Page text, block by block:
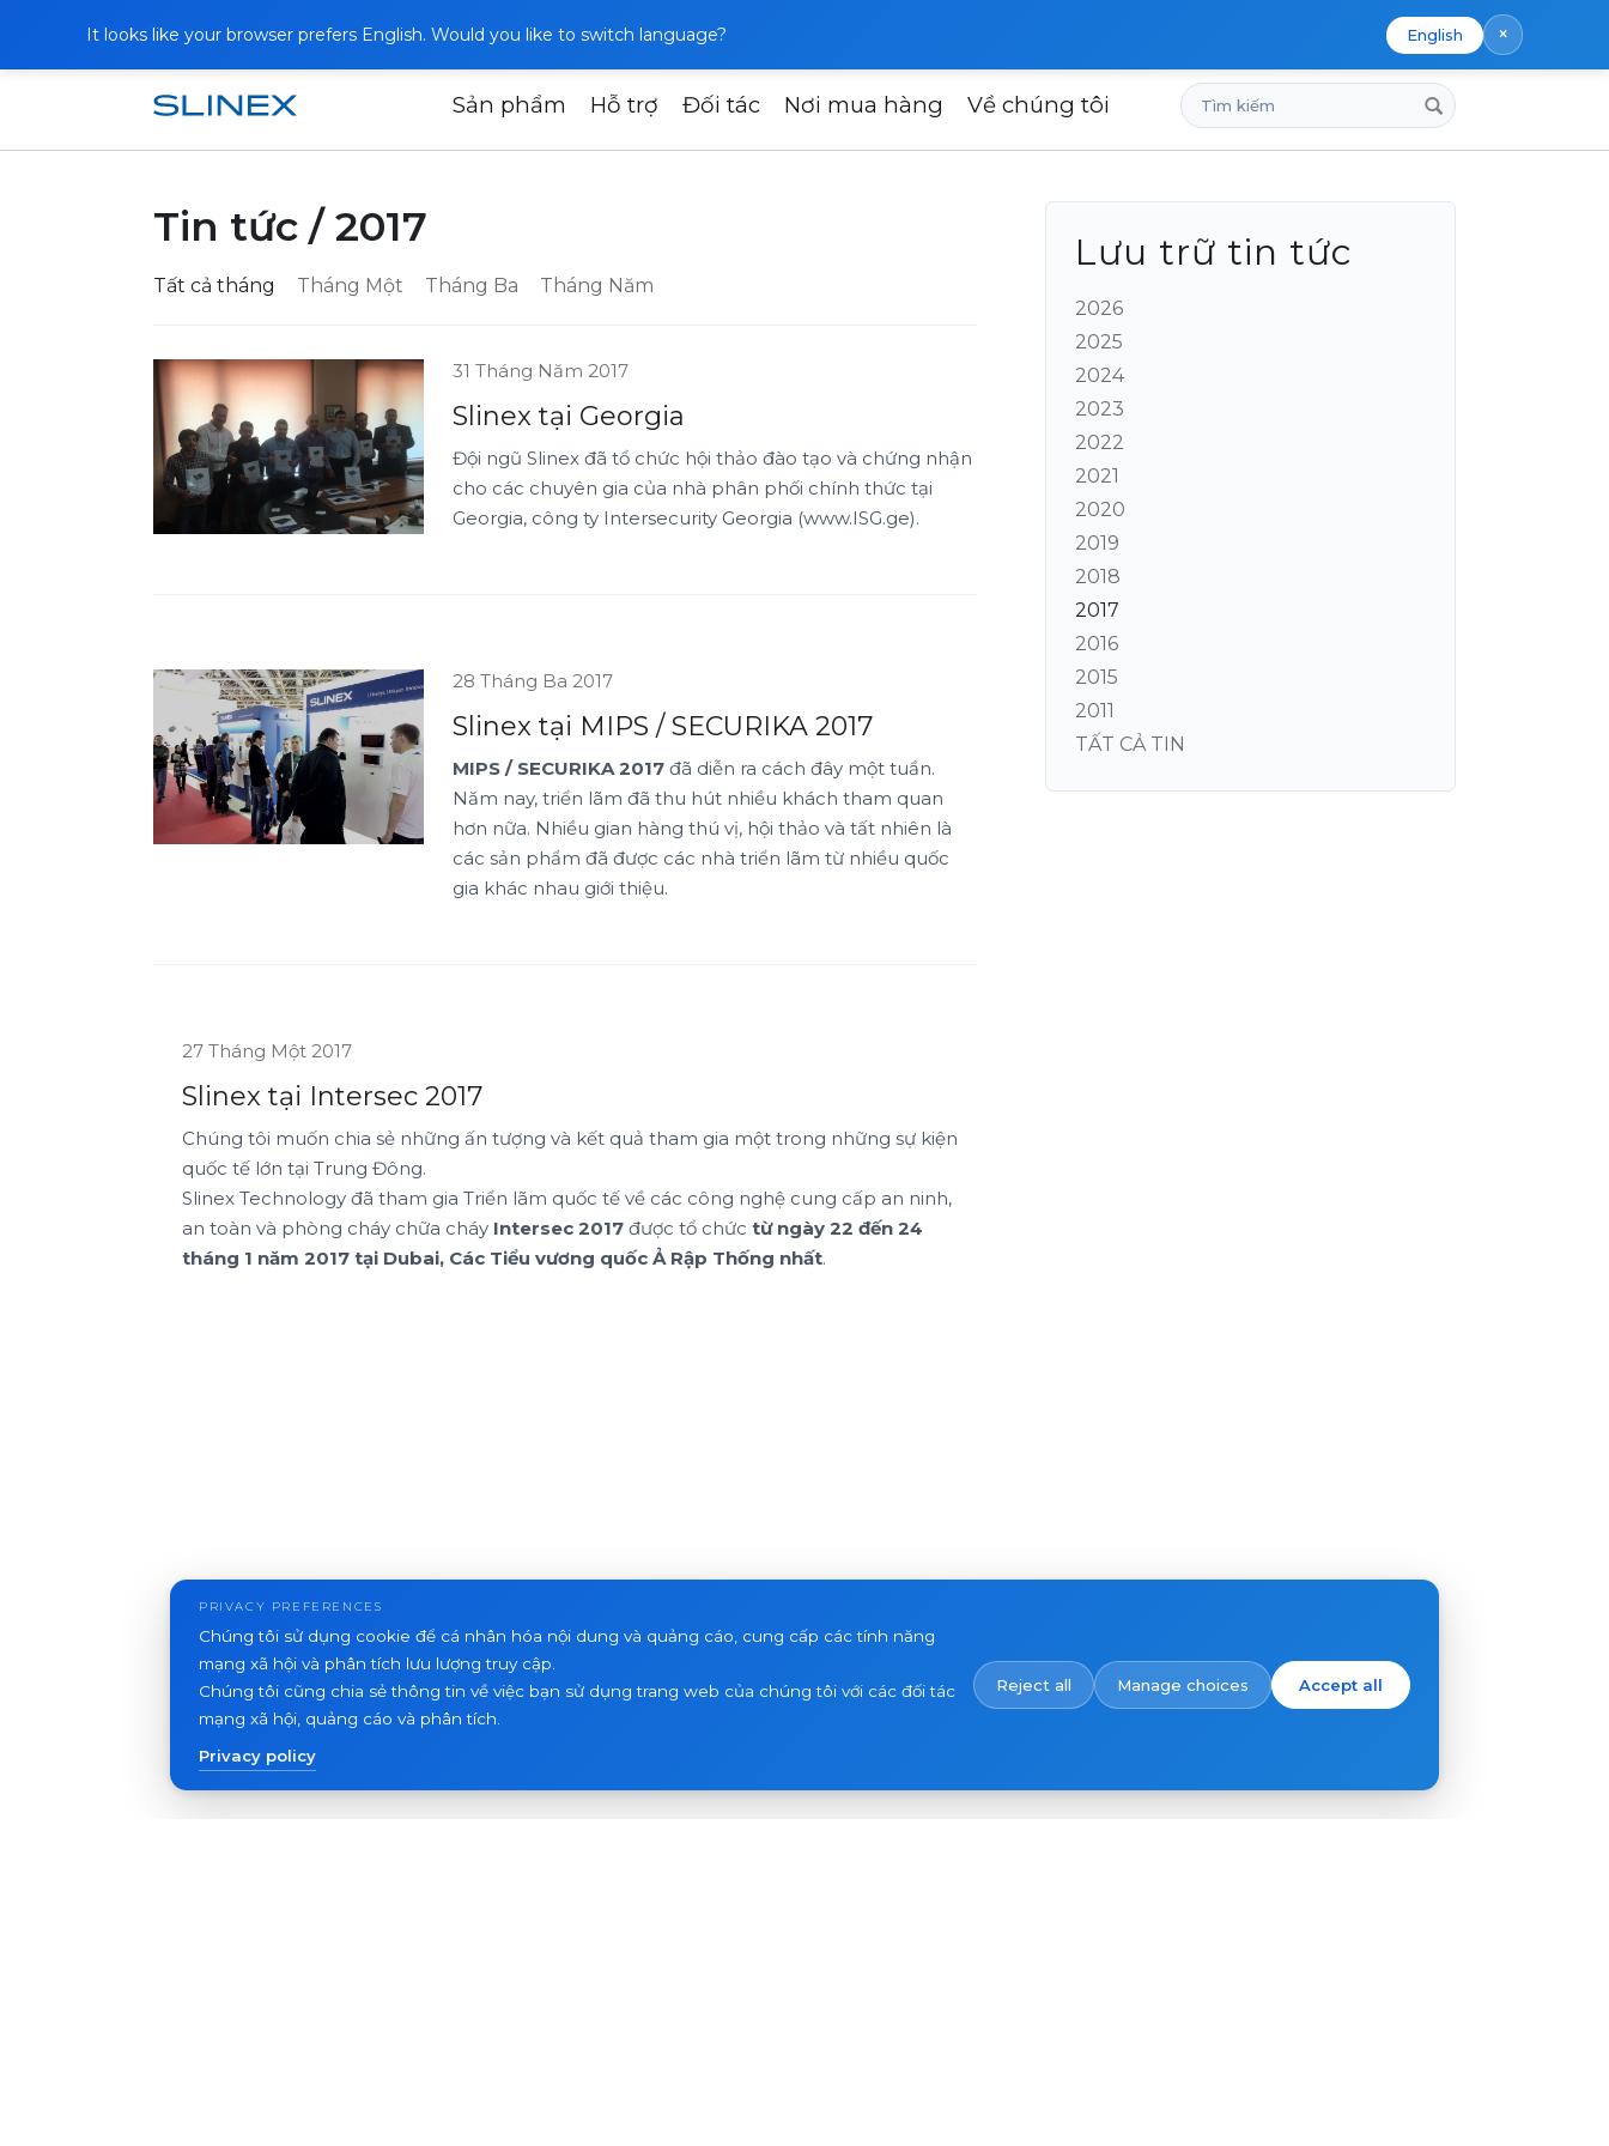
It looks like your browser prefers English. Would you like to switch language? English ×
Sản phẩm Hỗ trợ Đối tác Nơi mua hàng Về chúng tôi
Tìm
kiếm
Trang chủ Tin tức
Tin tức / 2017
Tất cả tháng Tháng Một Tháng Ba Tháng Năm
31 Tháng Năm 2017
Slinex tại Georgia
Đội ngũ Slinex đã tổ chức hội thảo đào tạo và chứng nhận
cho các chuyên gia của nhà phân phối chính thức tại
Georgia, công ty Intersecurity Georgia (www.ISG.ge).
28 Tháng Ba 2017
Slinex tại MIPS / SECURIKA 2017
MIPS / SECURIKA 2017đã diễn ra cách đây một tuần.
Năm nay, triển lãm đã thu hút nhiều khách tham quan
hơn nữa. Nhiều gian hàng thú vị, hội thảo và tất nhiên là
các sản phẩm đã được các nhà triển lãm từ nhiều quốc
gia khác nhau giới thiệu.
27 Tháng Một 2017
Slinex tại Intersec 2017
Chúng tôi muốn chia sẻ những ấn tượng và kết quả tham gia một trong những sự kiện
quốc tế lớn tại Trung Đông.
Slinex Technology đã tham gia Triển lãm quốc tế về các công nghệ cung cấp an ninh,
an toàn và phòng cháy chữa cháy Intersec 2017được tổ chức từ ngày 22 đến 24
tháng 1 năm 2017 tại Dubai, Các Tiểu vương quốc Ả Rập Thống nhất.
Lưu trữ tin tức
2026
2025
2024
2023
2022
2021
2020
2019
2018
2017
2016
2015
2011
TẤT CẢ TIN
PRIVACY PREFERENCES
Chúng tôi sử dụng cookie để cá nhân hóa nội dung và quảng cáo, cung cấp các tính năng
mạng xã hội và phân tích lưu lượng truy cập.
Chúng tôi cũng chia sẻ thông tin về việc bạn sử dụng trang web của chúng tôi với các đối tác
mạng xã hội, quảng cáo và phân tích.
Privacy policy
Reject all Manage choices Accept all